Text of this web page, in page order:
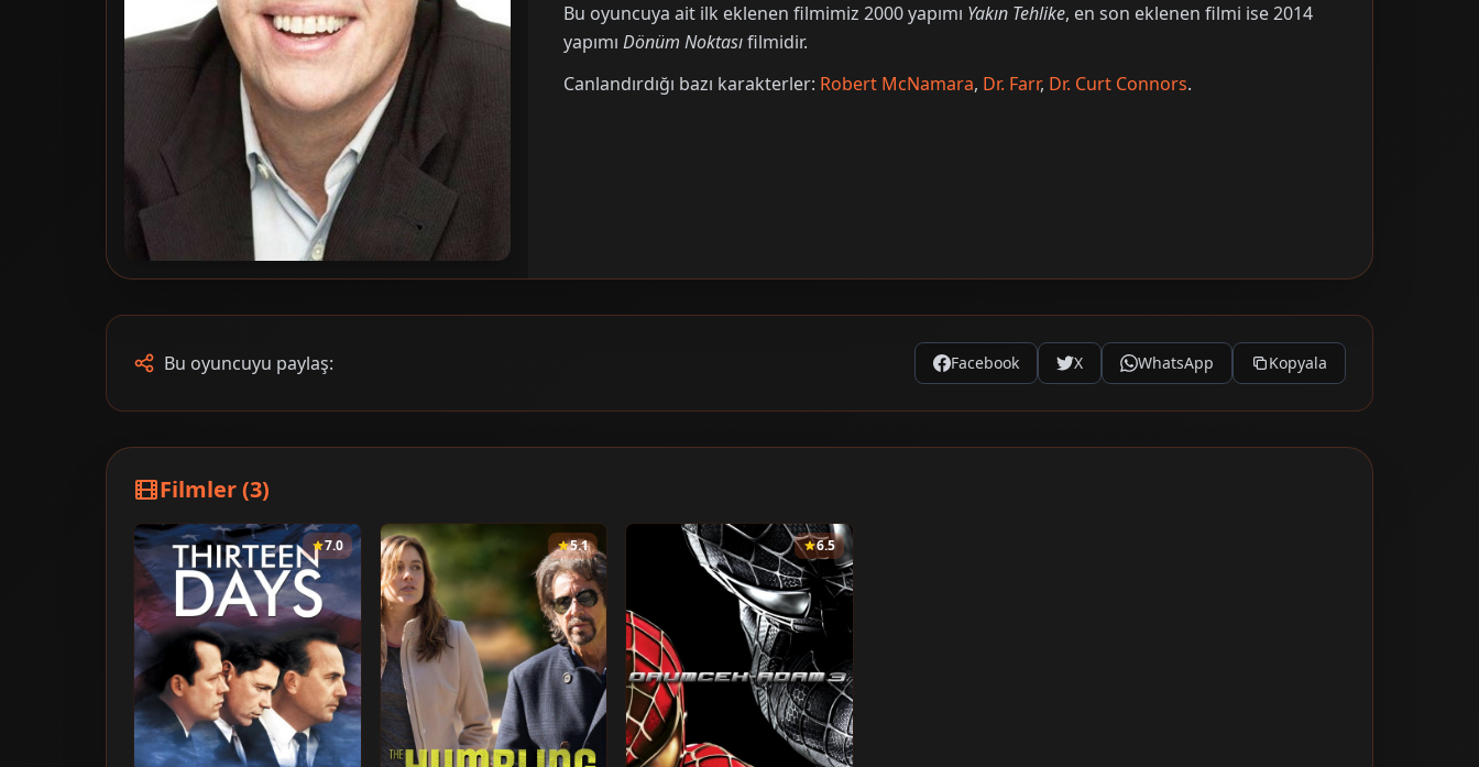
Bu oyuncuya ait ilk eklenen filmimiz 2000 yapımı Yakın Tehlike, en son eklenen filmi ise 2014
yapımıDönüm Noktasıfilmidir.
Canlandırdığı bazı karakterler: Robert McNamara, Dr. Farr, Dr. Curt Connors.
Bu oyuncuyu paylaş: Facebook X WhatsApp Kopyala
Filmler (3)
7.0 5.1 6.5